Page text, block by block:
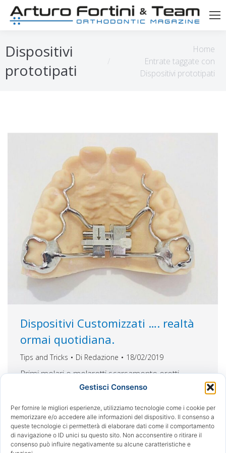
Gestisci Consenso
Per fornire le migliori esperienze, utilizziamo tecnologie come i cookie per
memorizzare e/o accedere alle informazioni del dispositivo. Il consenso a
queste tecnologie ci permetterà di elaborare dati come il comportamento
di navigazione o ID unici su questo sito. Non acconsentire o ritirare il
consenso può influire negativamente su alcune caratteristiche e
Dispositivi
prototipati
Home
Entrate taggate con
Dispositivi prototipati
Dispositivi Customizzati …. realtà
ormai quotidiana.
Tips and Tricks Di Redazione 18/02/2019
Primi molari o molaretti scarsamente erotti,
difficoltà nel adattamento delle bande
Oggi, con i dipositivi personalizzati, realizzati in
tecnologia Laser Melting, prototipati e
individualizzati a seconda delle caratteristiche
uniche del vostro paziente, non solo le fasi di